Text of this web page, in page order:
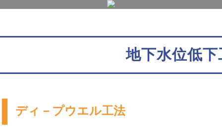
地下水位低下
ディ－プウエル工法